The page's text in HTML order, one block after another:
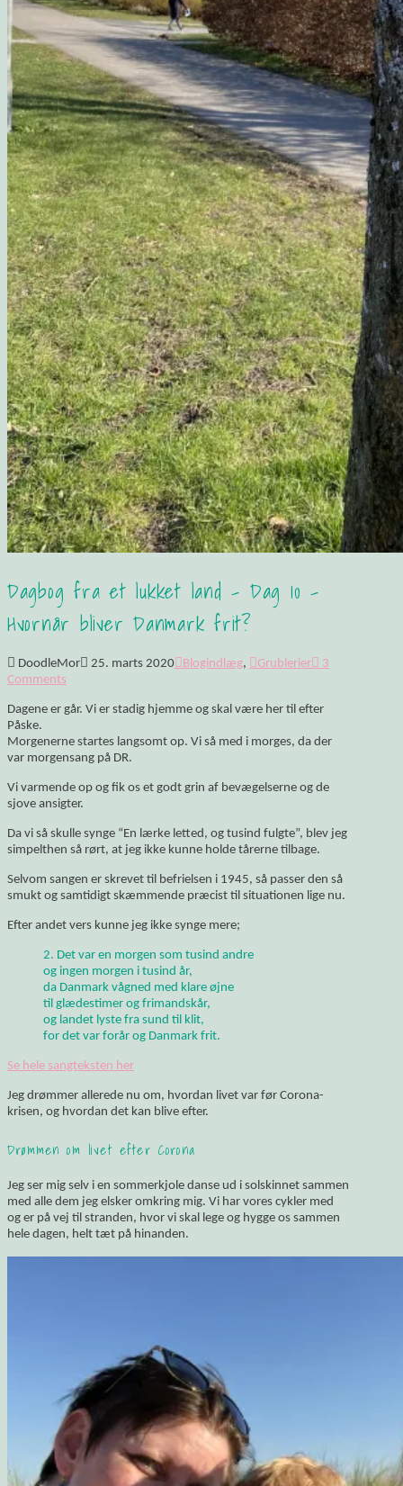
Dagbog fra et lukket land – Dag 10 –
Hvornår bliver Danmark frit?
DoodleMor 25. marts 2020 Blogindlæg, Grublerier
3
Comments
Dagene er går. Vi er stadig hjemme og skal være her til efter
Påske.
Morgenerne startes langsomt op. Vi så med i morges, da der
var morgensang på DR.
Vi varmende op og fik os et godt grin af bevægelserne og de
sjove ansigter.
Da vi så skulle synge “En lærke letted, og tusind fulgte”, blev jeg
simpelthen så rørt, at jeg ikke kunne holde tårerne tilbage.
Selvom sangen er skrevet til befrielsen i 1945, så passer den så
smukt og samtidigt skæmmende præcist til situationen lige nu.
Efter andet vers kunne jeg ikke synge mere;
2. Det var en morgen som tusind andre
og ingen morgen i tusind år,
da Danmark vågned med klare øjne
til glædestimer og frimandskår,
og landet lyste fra sund til klit,
for det var forår og Danmark frit.
Se hele sangteksten her
Jeg drømmer allerede nu om, hvordan livet var før Corona-
krisen, og hvordan det kan blive efter.
Drømmen om livet efter Corona
Jeg ser mig selv i en sommerkjole danse ud i solskinnet sammen
med alle dem jeg elsker omkring mig. Vi har vores cykler med
og er på vej til stranden, hvor vi skal lege og hygge os sammen
hele dagen, helt tæt på hinanden.